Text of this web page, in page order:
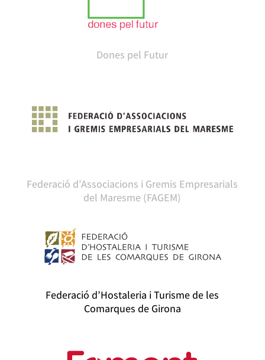
Dones pel Futur
Federació d’Associacions i Gremis Empresarials
del Maresme (FAGEM)
Federació d’Hostaleria i Turisme de les
Comarques de Girona